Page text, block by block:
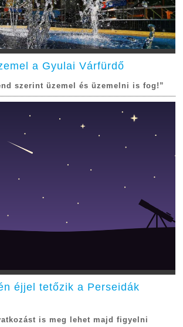
a Gyulai Várfürdő
szerint üzemel és üzemelni is fog!”
éjjel tetőzik a Perseidák
is meg lehet majd figyelni